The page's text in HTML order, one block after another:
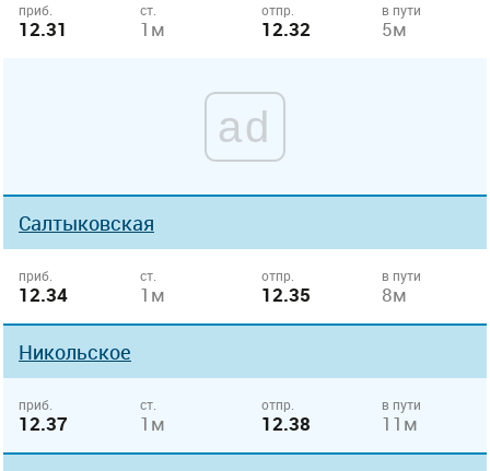
приб.
12.31
ст.
1м
отпр.
12.32
в пути
5м
ad
Салтыковская
приб.
12.34
ст.
1м
отпр.
12.35
в пути
8м
Никольское
приб.
12.37
ст.
1м
отпр.
12.38
в пути
11м